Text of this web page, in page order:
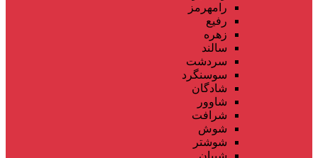
رامهرمز
رفیع
زهره
سالند
سردشت
سوسنگرد
شادگان
شاوور
شرافت
شوش
شوشتر
شیبان